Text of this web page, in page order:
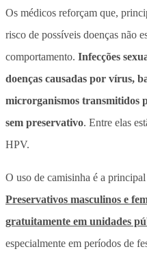
Os médicos reforçam que,
risco de possíveis doenças não
comportamento. Infecções
doenças causadas por vírus,
microrganismos transmitidos
sem preservativo. Entre elas
HPV.
O uso de camisinha é a
Preservativos masculinos e
gratuitamente em unidades
especialmente em períodos de